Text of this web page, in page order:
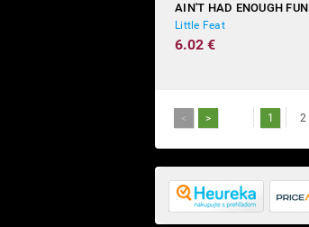
AIN'T HAD ENOUGH FUN
Little Feat
6.02 €
< > 1 2